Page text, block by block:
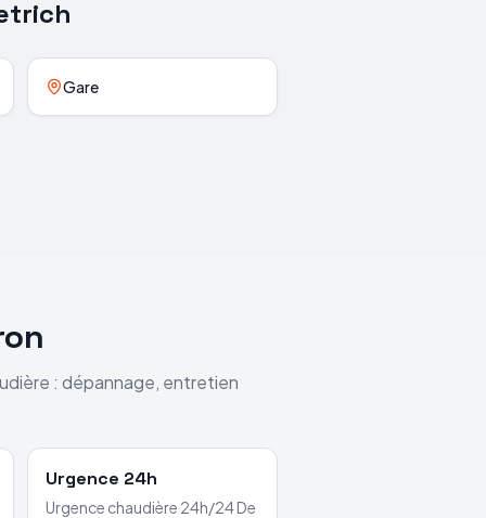
Gare
: dépannage, entretien
Urgence 24h
Urgence chaudière 24h/24De